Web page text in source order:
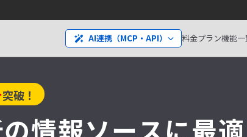
料金プラン機能一
AI連携（MCP・API）
突破！
情報ソースに最適